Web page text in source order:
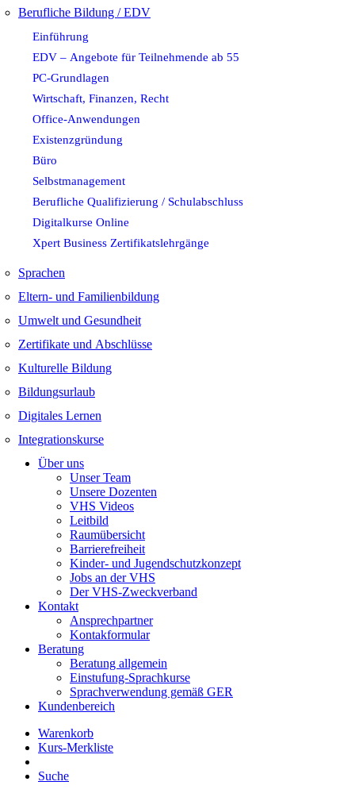
Berufliche Bildung / EDV
Einführung
EDV – Angebote für Teilnehmende ab 55
PC-Grundlagen
Wirtschaft, Finanzen, Recht
Office-Anwendungen
Existenzgründung
Büro
Selbstmanagement
Berufliche Qualifizierung / Schulabschluss
Digitalkurse Online
Xpert Business Zertifikatslehrgänge
Sprachen
Eltern- und Familienbildung
Umwelt und Gesundheit
Zertifikate und Abschlüsse
Kulturelle Bildung
Bildungsurlaub
Digitales Lernen
Integrationskurse
Über uns
Unser Team
Unsere Dozenten
VHS Videos
Leitbild
Raumübersicht
Barrierefreiheit
Kinder- und Jugendschutzkonzept
Jobs an der VHS
Der VHS-Zweckverband
Kontakt
Ansprechpartner
Kontakformular
Beratung
Beratung allgemein
Einstufung-Sprachkurse
Sprachverwendung gemäß GER
Kundenbereich
Warenkorb
Kurs-Merkliste
Suche